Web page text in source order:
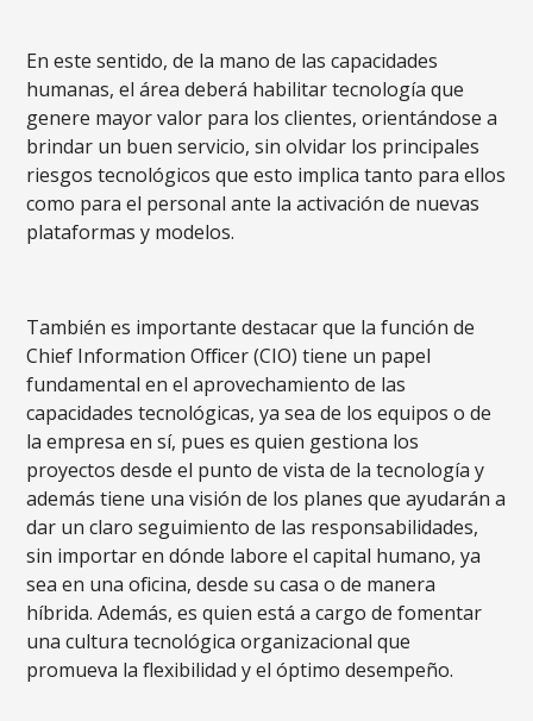
En este sentido, de la mano de las capacidades
humanas, el área deberá habilitar tecnología que
genere mayor valor para los clientes, orientándose a
brindar un buen servicio, sin olvidar los principales
riesgos tecnológicos que esto implica tanto para ellos
como para el personal ante la activación de nuevas
plataformas y modelos.
También es importante destacar que la función de
Chief Information Officer (CIO) tiene un papel
fundamental en el aprovechamiento de las
capacidades tecnológicas, ya sea de los equipos o de
la empresa en sí, pues es quien gestiona los
proyectos desde el punto de vista de la tecnología y
además tiene una visión de los planes que ayudarán a
dar un claro seguimiento de las responsabilidades,
sin importar en dónde labore el capital humano, ya
sea en una oficina, desde su casa o de manera
híbrida. Además, es quien está a cargo de fomentar
una cultura tecnológica organizacional que
promueva la flexibilidad y el óptimo desempeño.